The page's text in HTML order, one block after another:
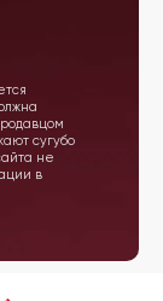
сугубо
не
в